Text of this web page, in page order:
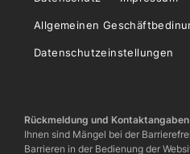
Allgemeinen
Datenschutzeinstellungen
Rückmeldung und
Ihnen sind Mängel bei der
Barrieren in der Bedienung der